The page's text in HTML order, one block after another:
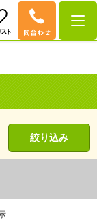
絞り込み